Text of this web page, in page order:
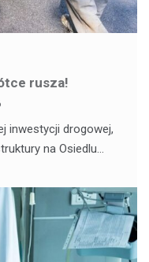
rusza!
inwestycji drogowej,
na Osiedlu…